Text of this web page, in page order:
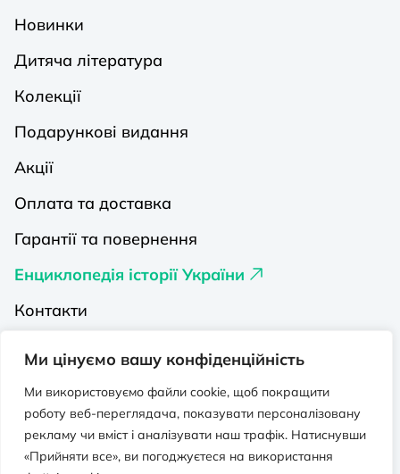
Ми цінуємо вашу конфіденційність
Ми використовуємо файли cookie, щоб покращити
роботу веб-переглядача, показувати персоналізовану
рекламу чи вміст і аналізувати наш трафік. Натиснувши
«Прийняти все», ви погоджуєтеся на використання
Новинки
Дитяча література
Колекції
Подарункові видання
Акції
Оплата та доставка
Гарантії та повернення
Енциклопедія історії України
Контакти
Видавництва на Порталі
Політика конфіденційності
Публічна оферта